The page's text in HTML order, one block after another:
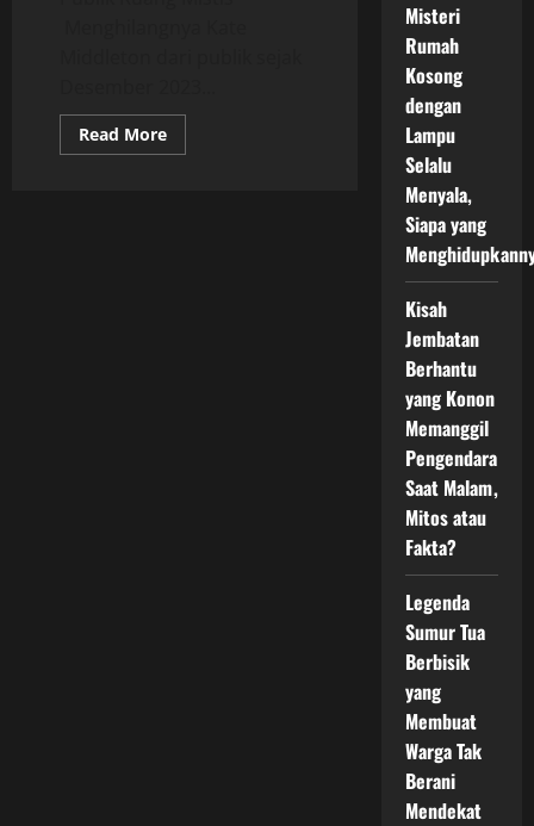
Read MoreRead
more
Misteri
Rumah
Kosong
dengan
Lampu
Selalu
Menyala,
Siapa yang
Kisah
Jembatan
Berhantu
yang Konon
Memanggil
Pengendara
Saat Malam,
Mitos atau
Fakta?
Legenda
Sumur Tua
Berbisik
yang
Membuat
Warga Tak
Berani
Mendekat